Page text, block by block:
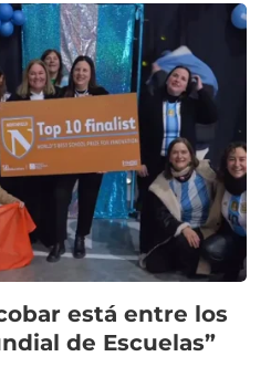
está entre los
de Escuelas”